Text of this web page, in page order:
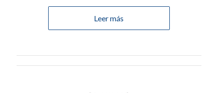
Leer más